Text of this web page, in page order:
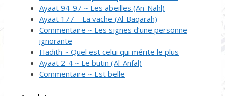
Ayaat 94-97 ~ Les abeilles (An-Nahl)
Ayaat 177 – La vache (Al-Baqarah)
Commentaire ~ Les signes d’une personne
ignorante
Hadith ~ Quel est celui qui mérite le plus
Ayaat 2-4 ~ Le butin (Al-Anfal)
Commentaire ~ Est belle